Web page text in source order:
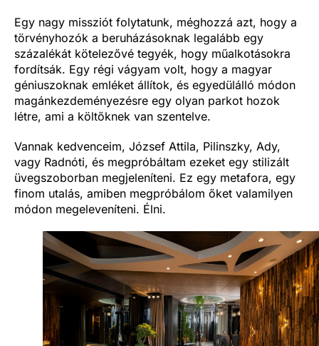
Egy nagy missziót folytatunk, méghozzá azt, hogy a
törvényhozók a beruházásoknak legalább egy
százalékát kötelezővé tegyék, hogy műalkotásokra
fordítsák. Egy régi vágyam volt, hogy a magyar
géniuszoknak emléket állítok, és egyedülálló módon
magánkezdeményezésre egy olyan parkot hozok
létre, ami a költőknek van szentelve.
Vannak kedvenceim, József Attila, Pilinszky, Ady,
vagy Radnóti, és megpróbáltam ezeket egy stilizált
üvegszoborban megjeleníteni. Ez egy metafora, egy
finom utalás, amiben megpróbálom őket valamilyen
módon megeleveníteni. Élni.